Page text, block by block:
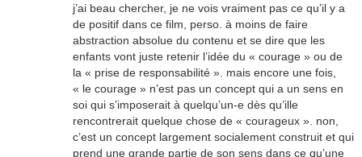
j’ai beau chercher, je ne vois vraiment pas ce qu’il y a
de positif dans ce film, perso. à moins de faire
abstraction absolue du contenu et se dire que les
enfants vont juste retenir l’idée du « courage » ou de
la « prise de responsabilité ». mais encore une fois,
« le courage » n’est pas un concept qui a un sens en
soi qui s’imposerait à quelqu’un-e dès qu’ille
rencontrerait quelque chose de « courageux ». non,
c’est un concept largement socialement construit et qui
prend une grande partie de son sens dans ce qu’une